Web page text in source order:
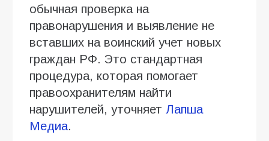
обычная проверка на
правонарушения и выявление не
вставших на воинский учет новых
граждан РФ. Это стандартная
процедура, которая помогает
правоохранителям найти
нарушителей, уточняет Лапша
Медиа.